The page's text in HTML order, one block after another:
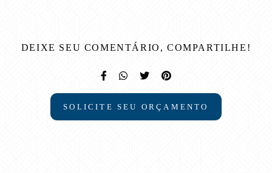
DEIXE SEU COMENTÁRIO, COMPARTILHE!
SOLICITE SEU ORÇAMENTO